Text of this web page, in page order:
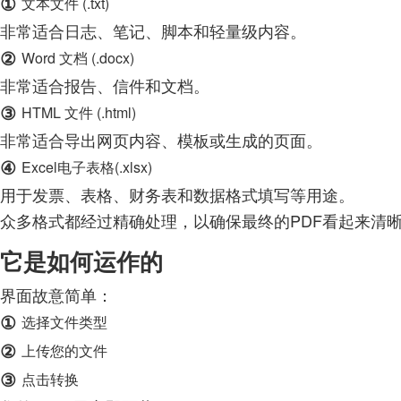
非常适合日志、笔记、脚本和轻量级内容。
② Word 文档 (.docx)
非常适合报告、信件和文档。
③ HTML 文件 (.html)
非常适合导出网页内容、模板或生成的页面。
④ Excel电子表格(.xlsx)
用于发票、表格、财务表和数据格式填写等用途。
众多格式都经过精确处理，以确保最终的PDF看起来清晰
它是如何运作的
界面故意简单：
① 选择文件类型
② 上传您的文件
③ 点击转换